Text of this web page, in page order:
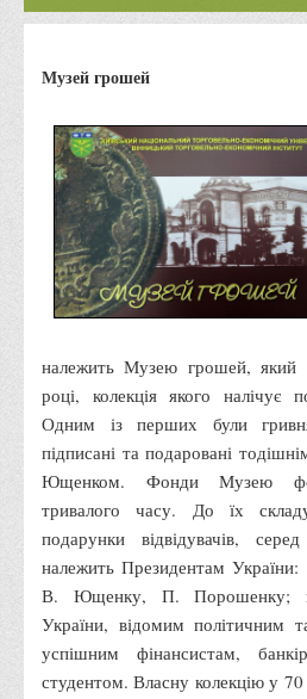
Історія інституту
Місія та цілі
Про порядок надання публічної
Публічна інформація
Заходи запобігання протиправним
Антикорупційні заходи
України та протистояти їй?
Правила безпеки під час війни
Соціальна реклама
Правила поведінки у разі
предметів
Протидія торгівлі людьми
Дії населення в умовах
характеру
Музей грошей
належить Музею грошей, який
році, колекція якого налічує
Одним із перших були
підписані та подаровані
Ющенком. Фонди Музею
тривалого часу. До їх
подарунки відвідувачів,
належить Президентам
В. Ющенку, П. Порошенку;
України, відомим політичним
успішним фінансистам,
студентом. Власну колекцію у 70